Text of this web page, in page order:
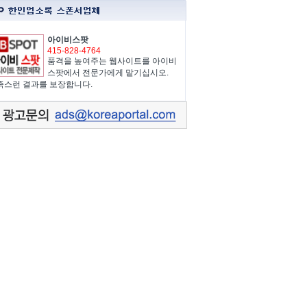
아이비스팟
415-828-4764
품격을 높여주는 웹사이트를 아이비
스팟에서 전문가에게 맡기십시오.
스런 결과를 보장합니다.